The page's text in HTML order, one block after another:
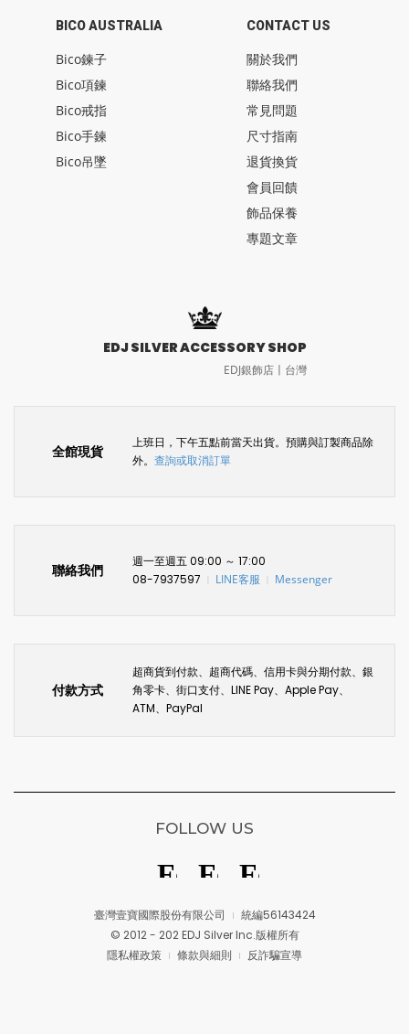
BICO AUSTRALIA
Bico鍊子
Bico項鍊
Bico戒指
Bico手鍊
Bico吊墜
CONTACT US
關於我們
聯絡我們
常見問題
尺寸指南
退貨換貨
會員回饋
飾品保養
專題文章
EDJ SILVER ACCESSORY SHOP
EDJ銀飾店〡台灣
全館現貨
上班日，下午五點前當天出貨。預購與訂製商品除
外。 查詢或取消訂單
聯絡我們
週一至週五 09:00 ～ 17:00
08-7937597
LINE客服 Messenger
付款方式
超商貨到付款、超商代碼、信用卡與分期付款、銀
角零卡、街口支付、LINE Pay、Apple Pay、
ATM、PayPal
臺灣壹寶國際股份有限公司
統編56143424
© 2012 - 202 EDJ Silver Inc.版權所有
隱私權政策
條款與細則 反詐騙宣導
FOLLOW US